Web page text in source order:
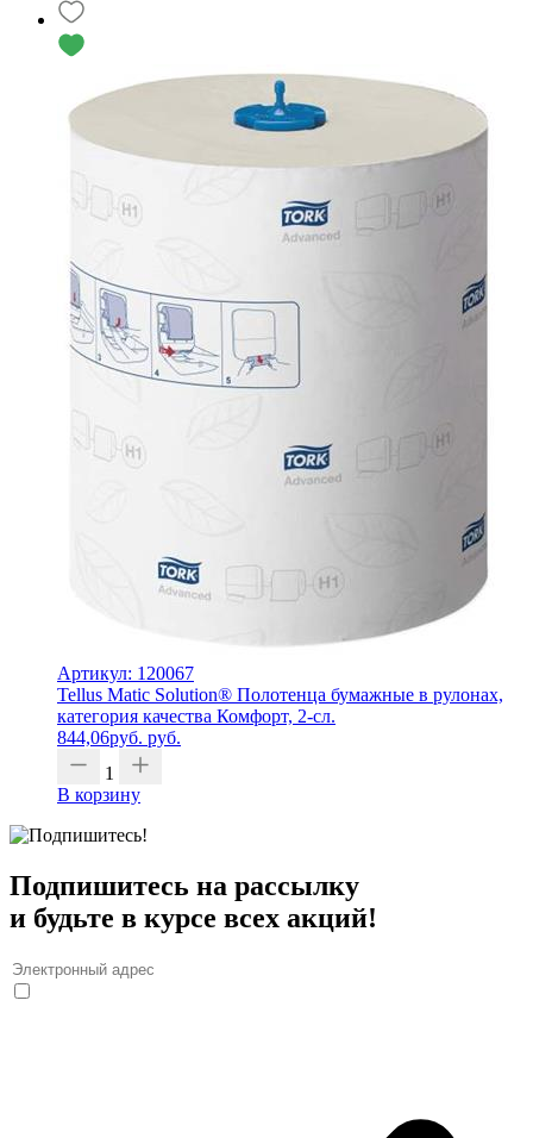
Артикул: 120067
Tellus Matic Solution® Полотенца бумажные в рулонах,
категория качества Комфорт, 2-сл.
844,06руб. руб.
1
В корзину
Подпишитесь на рассылку
и будьте в курсе всех акций!